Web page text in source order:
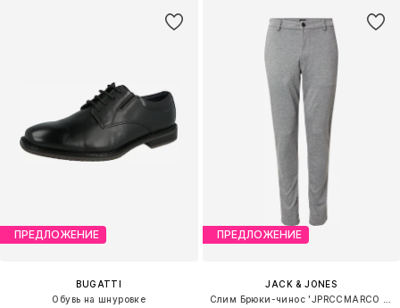
ПРЕДЛОЖЕНИЕ
BUGATTI
Обувь на шнуровке
ПРЕДЛОЖЕНИЕ
JACK & JONES